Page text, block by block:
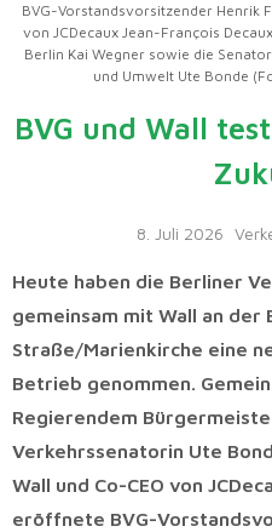
BVG-Vorstandsvorsitzender Henrik
von JCDecaux Jean-François
Berlin Kai Wegner sowie die
und Umwelt Ute Bonde
BVG und Wall
8. Juli 2026
Heute haben die Berliner
gemeinsam mit Wall an der
Straße/Marienkirche eine
Betrieb genommen.
Regierendem
Verkehrssenatorin Ute
Wall und Co-CEO von
eröffnete BVG-